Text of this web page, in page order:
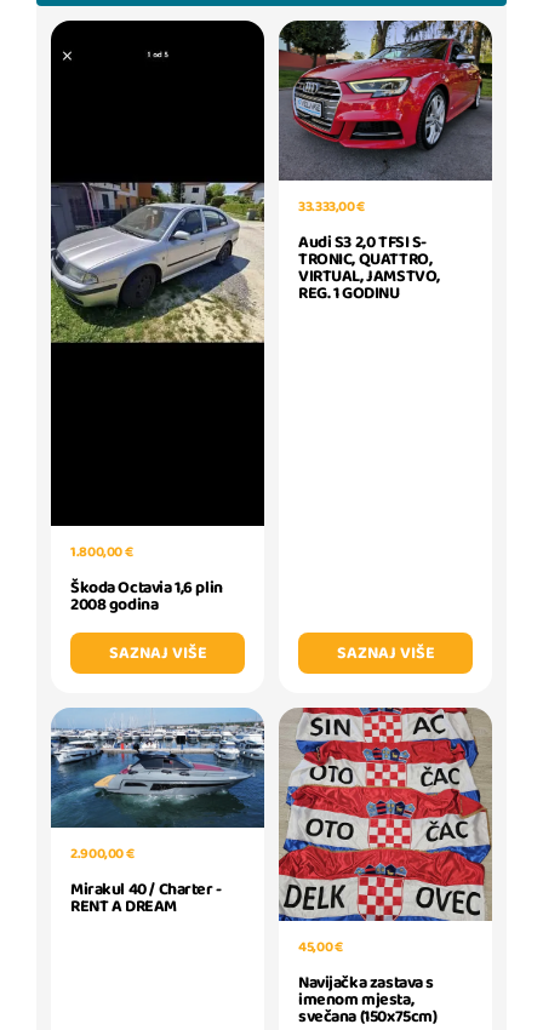
1.800,00 €
Škoda Octavia 1,6 plin
2008 godina
SAZNAJ VIŠE
33.333,00 €
Audi S3 2,0 TFSI S-
TRONIC, QUATTRO,
VIRTUAL, JAMSTVO,
REG. 1 GODINU
SAZNAJ VIŠE
2.900,00 €
Mirakul 40 / Charter -
RENT A DREAM
45,00 €
Navijačka zastava s
imenom mjesta,
svečana (150x75cm)